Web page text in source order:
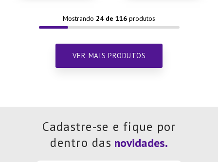
Mostrando 24 de 116
Cadastre-se e fique por
dentro das